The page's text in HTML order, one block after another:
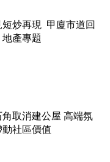
短炒再現 甲廈市道回
地產專題
角取消建公屋 高端氛
動社區價值